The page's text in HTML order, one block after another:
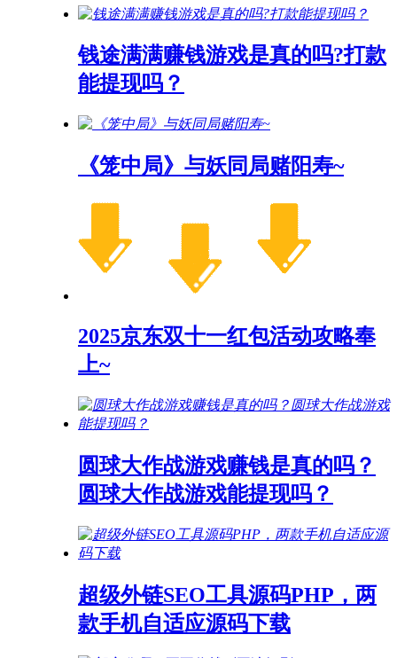
钱途满满赚钱游戏是真的吗?打款
能提现吗？
《笼中局》与妖同局赌阳寿~
2025京东双十一红包活动攻略奉
上~
圆球大作战游戏赚钱是真的吗？
圆球大作战游戏能提现吗？
超级外链SEO工具源码PHP，两
款手机自适应源码下载